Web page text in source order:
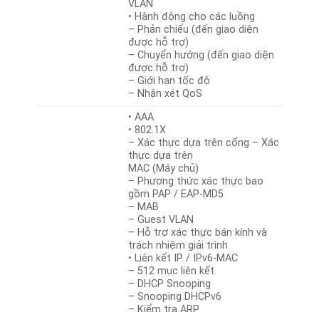
VLAN
• Hành động cho các luồng
– Phản chiếu (đến giao diện
được hỗ trợ)
– Chuyển hướng (đến giao diện
được hỗ trợ)
– Giới hạn tốc độ
– Nhận xét QoS
• AAA
• 802.1X
– Xác thực dựa trên cổng – Xác
thực dựa trên
MAC (Máy chủ)
– Phương thức xác thực bao
gồm PAP / EAP-MD5
– MAB
– Guest VLAN
– Hỗ trợ xác thực bán kính và
trách nhiệm giải trình
• Liên kết IP / IPv6-MAC
– 512 mục liên kết
– DHCP Snooping
– Snooping DHCPv6